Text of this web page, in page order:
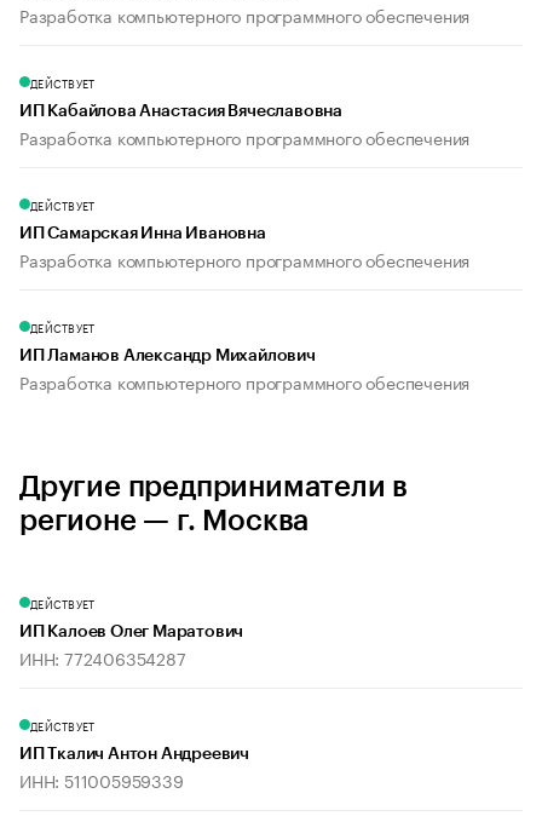
Разработка компьютерного программного обеспечения
ДЕЙСТВУЕТ
ИП Кабайлова Анастасия Вячеславовна
Разработка компьютерного программного обеспечения
ДЕЙСТВУЕТ
ИП Самарская Инна Ивановна
Разработка компьютерного программного обеспечения
ДЕЙСТВУЕТ
ИП Ламанов Александр Михайлович
Разработка компьютерного программного обеспечения
Другие предприниматели в
регионе — г. Москва
ДЕЙСТВУЕТ
ИП Калоев Олег Маратович
ИНН: 772406354287
ДЕЙСТВУЕТ
ИП Ткалич Антон Андреевич
ИНН: 511005959339